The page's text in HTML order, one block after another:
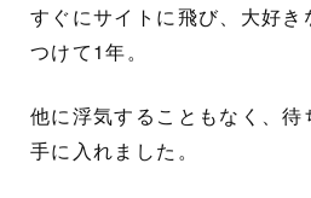
すぐにサイトに飛び、大好
つけて1年。
他に浮気することもなく、待
手に入れました。